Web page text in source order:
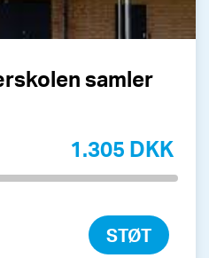
samler
1.305 DKK
STØT